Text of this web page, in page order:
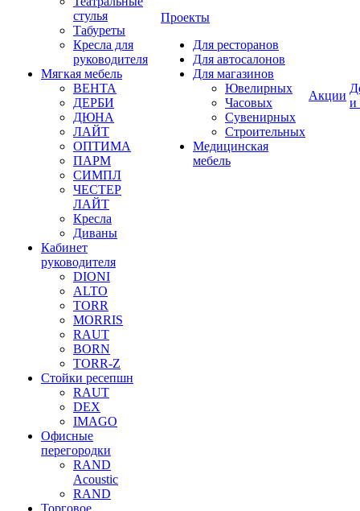
стулья
Табуреты
Кресла для
руководителя
Мягкая мебель
ВЕНТА
ДЕРБИ
ДЮНА
ЛАЙТ
ОПТИМА
ПАРМ
СИМПЛ
ЧЕСТЕР
ЛАЙТ
Кресла
Диваны
Кабинет
руководителя
DIONI
ALTO
TORR
MORRIS
RAUT
BORN
TORR-Z
Стойки ресепшн
RAUT
DEX
IMAGO
Офисные
перегородки
RAND
Acoustic
RAND
Торговое
Проекты
Для ресторанов
Для автосалонов
Для магазинов
Ювелирных
Часовых
Сувенирных
Строительных
Медицинская
мебель
Акции
и